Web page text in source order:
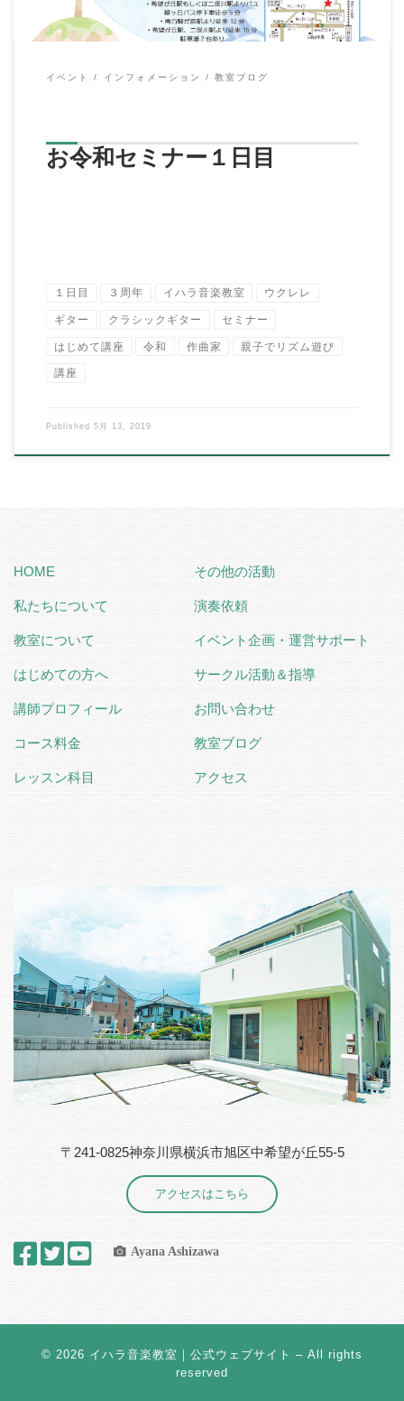
イベント インフォメーション 教室ブログ
お令和セミナー１日目
１日目 ３周年 イハラ音楽教室 ウクレレ
ギター クラシックギター セミナー
はじめて講座 令和 作曲家 親子でリズム遊び
講座
Published 5月 13, 2019
HOME
私たちについて
教室について
はじめての方へ
講師プロフィール
コース料金
レッスン科目
その他の活動
演奏依頼
イベント企画・運営サポート
サークル活動＆指導
お問い合わせ
教室ブログ
アクセス
〒241-0825神奈川県横浜市旭区中希望が丘55-5
アクセスはこちら
Ayana Ashizawa
© 2026 イハラ音楽教室｜公式ウェブサイト – All rights
reserved